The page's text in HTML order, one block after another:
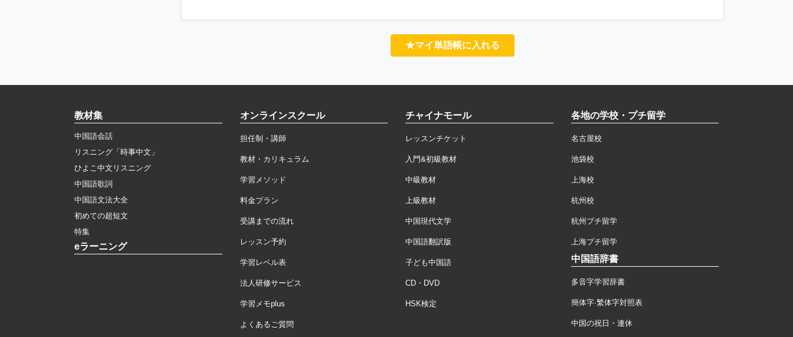
★マイ単語帳に入れる
教材集
中国語会話
リスニング「時事中文」
ひよこ中文リスニング
中国語歌詞
中国語文法大全
初めての超短文
特集
eラーニング
オンラインスクール
担任制・講師
教材・カリキュラム
学習メソッド
料金プラン
受講までの流れ
レッスン予約
学習レベル表
法人研修サービス
学習メモplus
よくあるご質問
チャイナモール
レッスンチケット
入門&初級教材
中級教材
上級教材
中国現代文学
中国語翻訳版
子ども中国語
CD・DVD
HSK検定
各地の学校・プチ留学
名古屋校
池袋校
上海校
杭州校
杭州プチ留学
上海プチ留学
中国語辞書
多音字学習辞書
簡体字·繁体字対照表
中国の祝日・連休